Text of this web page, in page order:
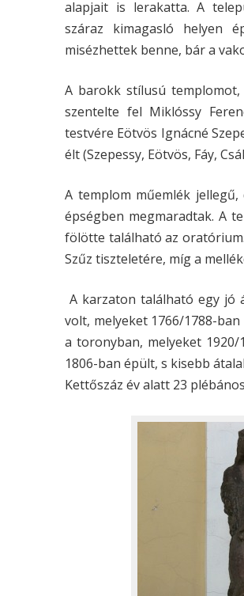
alapjait is lerakatta. A
száraz kimagasló helyen
misézhettek benne, bár a
A barokk stílusú templomot,
szentelte fel Miklóssy
testvére Eötvös Ignácné
élt (Szepessy, Eötvös, Fáy,
A templom műemlék
épségben megmaradtak. A
fölötte található az
Szűz tiszteletére, míg a
A karzaton található egy jó
volt, melyeket 1766/1788-
a toronyban, melyeket
1806-ban épült, s kisebb
Kettőszáz év alatt 23